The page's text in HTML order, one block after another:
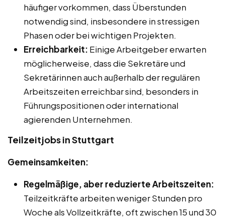
häufiger vorkommen, dass Überstunden
notwendig sind, insbesondere in stressigen
Phasen oder bei wichtigen Projekten.
Erreichbarkeit: Einige Arbeitgeber erwarten
möglicherweise, dass die Sekretäre und
Sekretärinnen auch außerhalb der regulären
Arbeitszeiten erreichbar sind, besonders in
Führungspositionen oder international
agierenden Unternehmen.
Teilzeitjobs in Stuttgart
Gemeinsamkeiten:
Regelmäßige, aber reduzierte Arbeitszeiten:
Teilzeitkräfte arbeiten weniger Stunden pro
Woche als Vollzeitkräfte, oft zwischen 15 und 30